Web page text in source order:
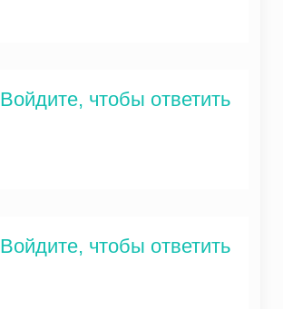
Войдите, чтобы ответить
Войдите, чтобы ответить